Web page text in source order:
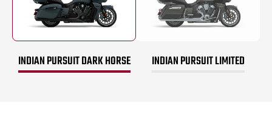
INDIAN PURSUIT DARK HORSE INDIAN PURSUIT LIMITED